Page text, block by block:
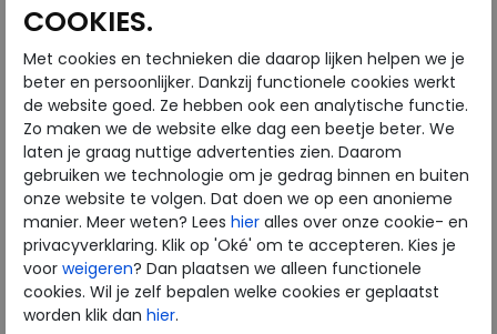
Gabor
Piedi Nudi
Pikolinos
Solidus
Think
Waldlaufer
Westland
Wolky
Herenschoenen
Australian
Birkenstock
Clarks
COOKIES.
Met cookies en technieken die daarop lijken helpen we je
beter en persoonlijker. Dankzij functionele cookies werkt
de website goed. Ze hebben ook een analytische functie.
Zo maken we de website elke dag een beetje beter. We
laten je graag nuttige advertenties zien. Daarom
gebruiken we technologie om je gedrag binnen en buiten
onze website te volgen. Dat doen we op een anonieme
manier. Meer weten? Lees hier alles over onze cookie- en
privacyverklaring. Klik op 'Oké' om te accepteren. Kies je
voor weigeren? Dan plaatsen we alleen functionele
cookies. Wil je zelf bepalen welke cookies er geplaatst
worden klik dan hier.